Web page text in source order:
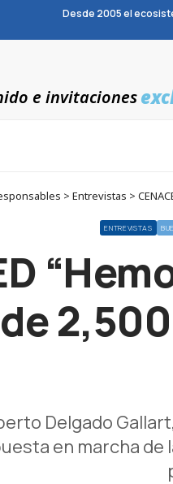
Desde 2005 el
e invitaciones
> Entrevistas >
ENTREVISTAS
Delgado
en marcha de